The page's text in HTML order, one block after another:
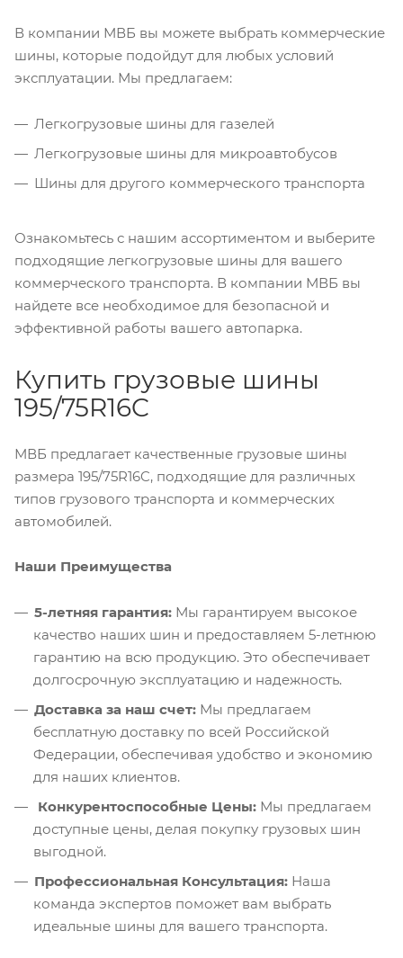
В компании МВБ вы можете выбрать коммерческие
шины, которые подойдут для любых условий
эксплуатации. Мы предлагаем:
Легкогрузовые шины для газелей
Легкогрузовые шины для микроавтобусов
Шины для другого коммерческого транспорта
Ознакомьтесь с нашим ассортиментом и выберите
подходящие легкогрузовые шины для вашего
коммерческого транспорта. В компании МВБ вы
найдете все необходимое для безопасной и
эффективной работы вашего автопарка.
Купить грузовые шины
195/75R16C
МВБ предлагает качественные грузовые шины
размера 195/75R16C, подходящие для различных
типов грузового транспорта и коммерческих
автомобилей.
Наши Преимущества
5-летняя гарантия: Мы гарантируем высокое
качество наших шин и предоставляем 5-летнюю
гарантию на всю продукцию. Это обеспечивает
долгосрочную эксплуатацию и надежность.
Доставка за наш счет: Мы предлагаем
бесплатную доставку по всей Российской
Федерации, обеспечивая удобство и экономию
для наших клиентов.
Конкурентоспособные Цены: Мы предлагаем
доступные цены, делая покупку грузовых шин
выгодной.
Профессиональная Консультация: Наша
команда экспертов поможет вам выбрать
идеальные шины для вашего транспорта.